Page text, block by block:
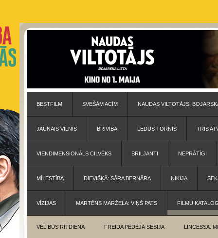
BESTFILM SVEŠĀM ACĪM NAUDAS VILTOTĀJS.
JAUNAIS VILNIS BRĪVĪBĀ LEDUS TORNIS TRĪS
VIENDIMENSIONĀLS CILVĒKS BRILJANTI NEPRĀTĪGI
MĪLESTĪBA DIEVIŠĶĀ: SĀRA BERNĀRA NIKIJA
VĪZIJAS MARTĒNS MARŽELA: VIŅŠ PATS FILMU
VĒL BŪS RĪTDIENA FREIDA PĒDĒJĀ SESIJA LINCESSA.